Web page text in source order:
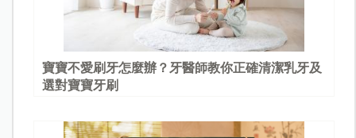
寶寶不愛刷牙怎麼辦？牙醫師教你正確清潔乳牙及
選對寶寶牙刷